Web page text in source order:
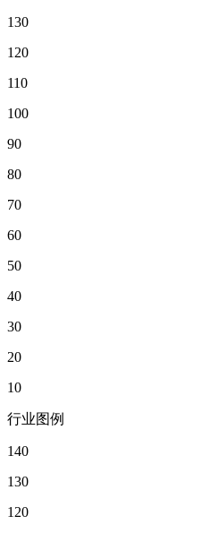
130
120
110
100
90
80
70
60
50
40
30
20
10
行业图例
140
130
120